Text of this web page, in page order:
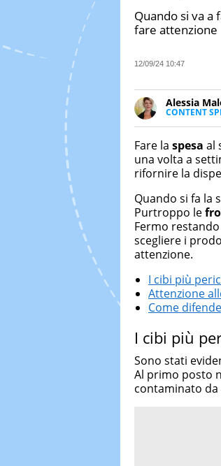
Quando si va a
fare attenzione
12/09/24 10:47
Alessia
CONTENT
Ha
di
Fare la spesa al
una volta a
rifornire la
Quando si fa la
Purtroppo le
Fermo
scegliere i
attenzione.
I cibi più
Attenzione
Come
I cibi più
Sono stati
Al primo posto
contaminato da